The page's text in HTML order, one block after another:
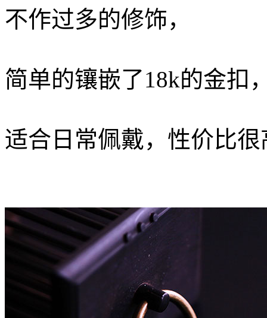
不作过多的修饰，
简单的镶嵌了18k的金扣
适合日常佩戴，性价比很